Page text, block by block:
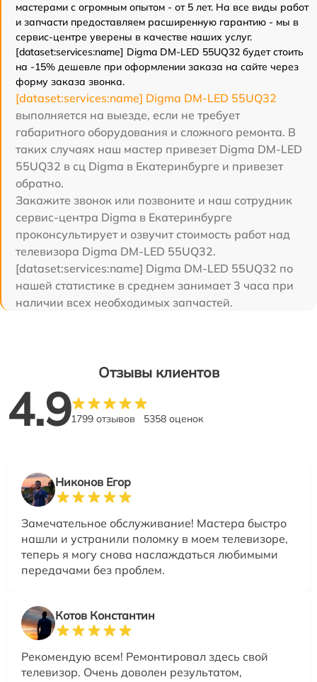
мастерами с огромным опытом - от 5 лет. На все виды работ
и запчасти предоставляем расширенную гарантию - мы в
сервис-центре уверены в качестве наших услуг.
[dataset:services:name] Digma DM-LED 55UQ32 будет стоить
на -15% дешевле при оформлении заказа на сайте через
форму заказа звонка.
[dataset:services:name] Digma DM-LED 55UQ32
выполняется на выезде, если не требует
габаритного оборудования и сложного ремонта. В
таких случаях наш мастер привезет Digma DM-LED
55UQ32 в сц Digma в Екатеринбурге и привезет
обратно.
Закажите звонок или позвоните и наш сотрудник
сервис-центра Digma в Екатеринбурге
проконсультирует и озвучит стоимость работ над
телевизора Digma DM-LED 55UQ32.
[dataset:services:name] Digma DM-LED 55UQ32 по
нашей статистике в среднем занимает 3 часа при
наличии всех необходимых запчастей.
Отзывы клиентов
4.91799 отзывов 5358 оценок
Никонов Егор
Замечательное обслуживание! Мастера быстро
нашли и устранили поломку в моем телевизоре,
теперь я могу снова наслаждаться любимыми
передачами без проблем.
Котов Константин
Рекомендую всем! Ремонтировал здесь свой
телевизор. Очень доволен результатом,